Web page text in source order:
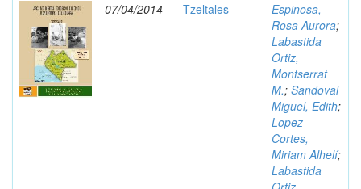
07/04/2014 Tzeltales
Espinosa,
Rosa Aurora;
Labastida
Ortiz,
Montserrat
M.; Sandoval
Miguel, Edith;
Lopez
Cortes,
Miriam Alhelí;
Labastida